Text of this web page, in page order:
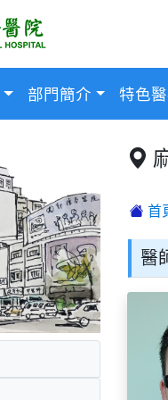
部門簡介 特色
首
醫